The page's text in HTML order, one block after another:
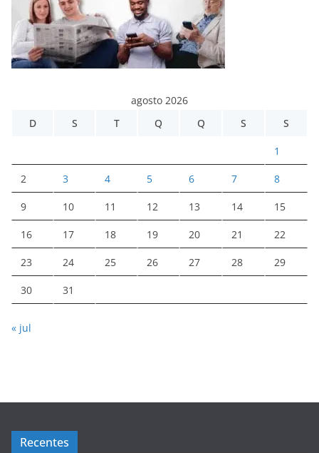
agosto 2026
D
S T Q Q S S
1
2 3 4 5 6 7 8
9 10 11 12 13 14 15
16 17 18 19 20 21 22
23 24 25 26 27 28 29
30 31
« jul
Recentes